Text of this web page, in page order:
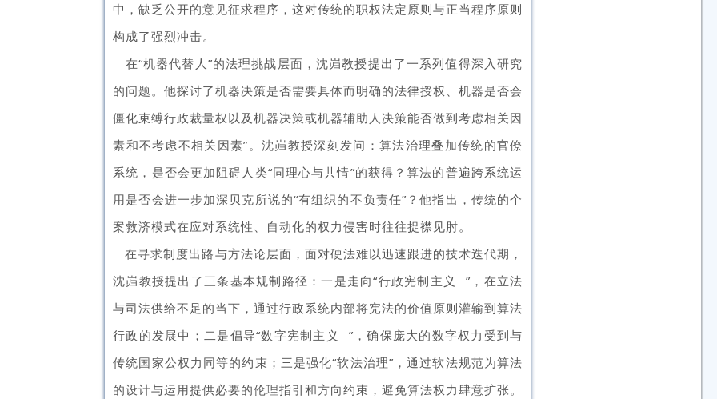
中，缺乏公开的意见征求程序，这对传统的职权法定原则与正当程序原则
构成了强烈冲击。
在“机器代替人”的法理挑战层面，沈岿教授提出了一系列值得深入研究
的问题。他探讨了机器决策是否需要具体而明确的法律授权、机器是否会
僵化束缚行政裁量权以及机器决策或机器辅助人决策能否做到考虑相关因
素和不考虑不相关因素”。沈岿教授深刻发问：算法治理叠加传统的官僚
系统，是否会更加阻碍人类“同理心与共情”的获得？算法的普遍跨系统运
用是否会进一步加深贝克所说的“有组织的不负责任”？他指出，传统的个
案救济模式在应对系统性、自动化的权力侵害时往往捉襟见肘。
在寻求制度出路与方法论层面，面对硬法难以迅速跟进的技术迭代期，
沈岿教授提出了三条基本规制路径：一是走向“行政宪制主义
”，在立法
与司法供给不足的当下，通过行政系统内部将宪法的价值原则灌输到算法
行政的发展中；二是倡导“数字宪制主义
”，确保庞大的数字权力受到与
传统国家公权力同等的约束；三是强化“软法治理”，通过软法规范为算法
的设计与运用提供必要的伦理指引和方向约束，避免算法权力肆意扩张。